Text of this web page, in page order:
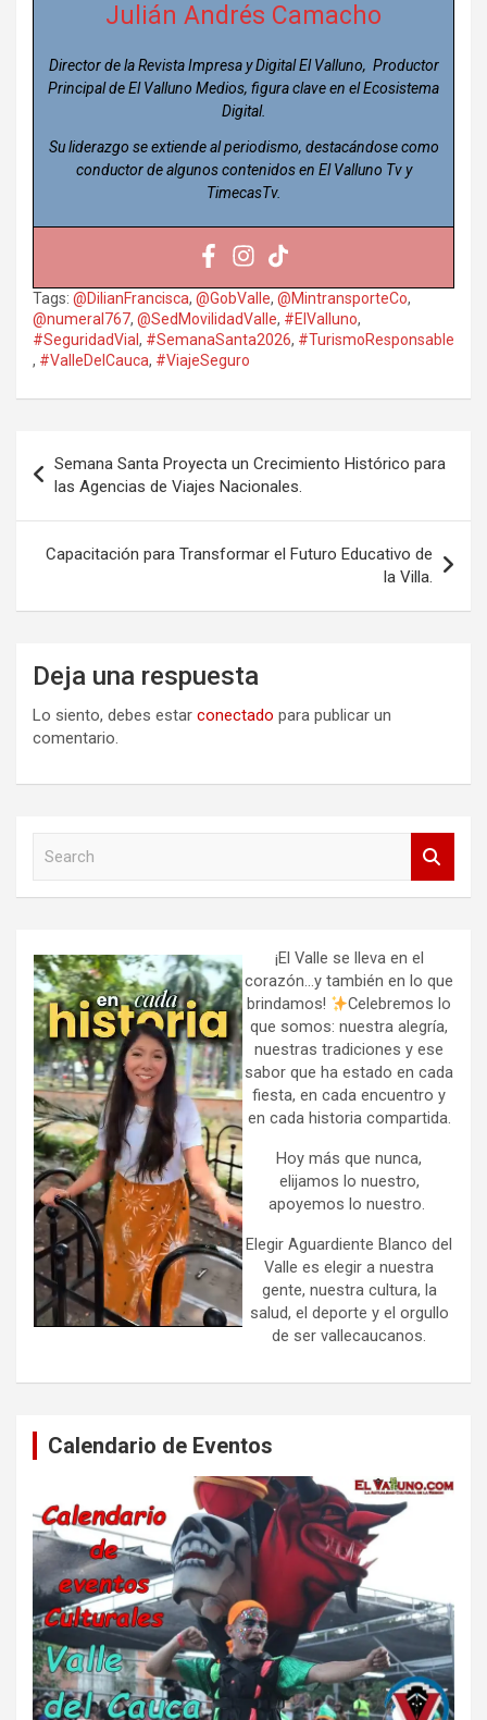
Julián Andrés Camacho
Director de la Revista Impresa y Digital El Valluno, Productor
Principal de El Valluno Medios, figura clave en el Ecosistema
Digital.
Su liderazgo se extiende al periodismo, destacándose como
conductor de algunos contenidos en El Valluno Tv y
TimecasTv.
Tags: @DilianFrancisca, @GobValle, @MintransporteCo,
@numeral767, @SedMovilidadValle, #ElValluno,
#SeguridadVial, #SemanaSanta2026, #TurismoResponsable
, #ValleDelCauca, #ViajeSeguro
de
entradas
Semana Santa Proyecta un Crecimiento Histórico para
las Agencias de Viajes Nacionales.
Capacitación para Transformar el Futuro Educativo de
la Villa.
Deja una respuesta
Lo siento, debes estar conectado para publicar un
comentario.
h
¡El Valle se lleva en el
corazón…y también en lo que
brindamos!
Celebremos lo
que somos: nuestra alegría,
nuestras tradiciones y ese
sabor que ha estado en cada
fiesta, en cada encuentro y
en cada historia compartida.
Hoy más que nunca,
elijamos lo nuestro,
apoyemos lo nuestro.
Elegir Aguardiente Blanco del
Valle es elegir a nuestra
gente, nuestra cultura, la
salud, el deporte y el orgullo
de ser vallecaucanos.
Calendario de Eventos